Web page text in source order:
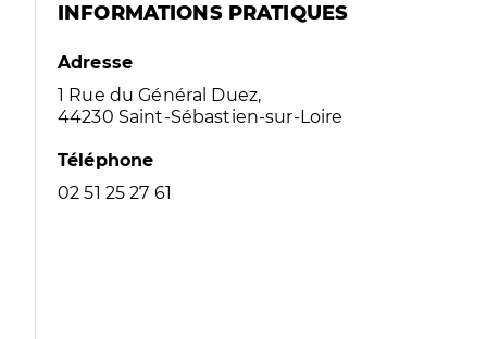
INFORMATIONS PRATIQUES
Adresse
1 Rue du Général Duez,
44230 Saint-Sébastien-sur-Loire
Téléphone
02 51 25 27 61